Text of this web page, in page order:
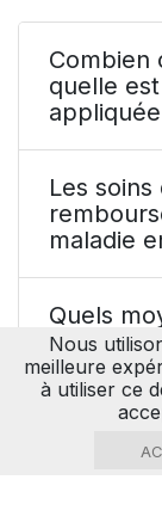
Combien
quelle
Les
maladie
Quels
envoyés
Nous
meilleure
à utiliser ce